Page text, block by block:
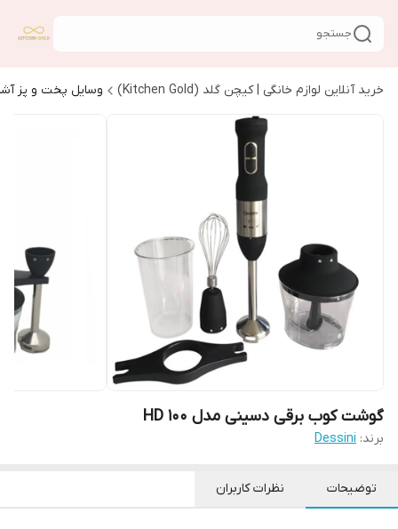
جستجو
خرید آنلاین لوازم خانگی | کیچن گلد (Kitchen Gold) وسایل پخت و پز
گوشت کوب برقی دسینی مدل HD 100
برند: Dessini
توضیحات نظرات کاربران